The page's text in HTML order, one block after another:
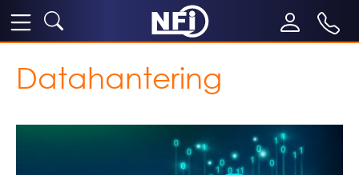
Datahantering